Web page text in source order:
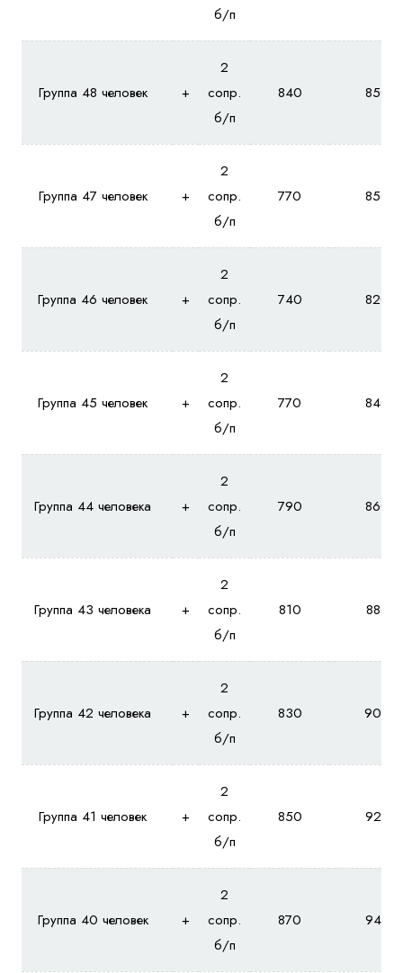
б/п
Группа 48 человек +
2
сопр.
б/п
840 850
Группа 47 человек +
2
сопр.
б/п
770 850
Группа 46 человек +
2
сопр.
б/п
740 820
Группа 45 человек +
2
сопр.
б/п
770 840
Группа 44 человека +
2
сопр.
б/п
790 860
Группа 43 человека +
2
сопр.
б/п
810 880
Группа 42 человека +
2
сопр.
б/п
830 900
Группа 41 человек +
2
сопр.
б/п
850 920
Группа 40 человек +
2
сопр.
б/п
870 940